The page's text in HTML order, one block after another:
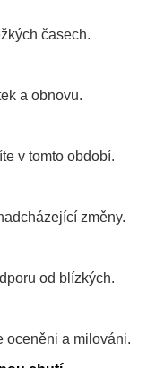
časech.
a obnovu.
v tomto období.
změny.
od blízkých.
oceněni a milováni.